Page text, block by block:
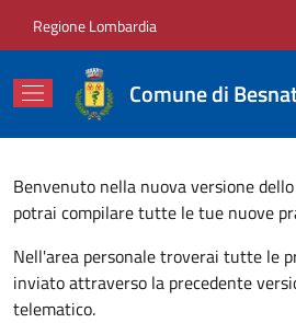
Regione Lombardia
Comune di
Benvenuto nella nuova versione
potrai compilare tutte le tue nuove
Nell'area personale troverai tutte le
inviato attraverso la precedente
telematico.